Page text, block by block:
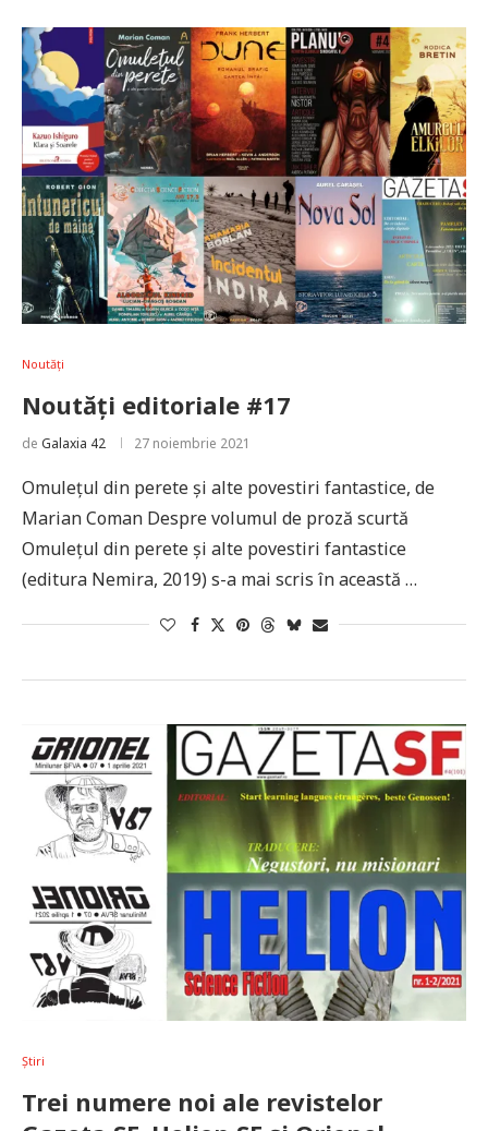
Noutăți
Noutăți editoriale #17
de Galaxia 42 27 noiembrie 2021
Omulețul din perete și alte povestiri fantastice, de
Marian Coman Despre volumul de proză scurtă
Omulețul din perete și alte povestiri fantastice
(editura Nemira, 2019) s-a mai scris în această …
Știri
Trei numere noi ale revistelor